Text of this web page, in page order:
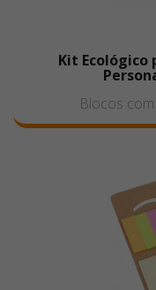
Kit Ecológico
Blocos